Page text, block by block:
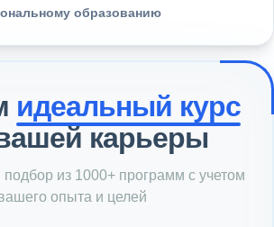
образованию
идеальный курс
карьеры
из 1000+ программ с учетом
опыта и целей